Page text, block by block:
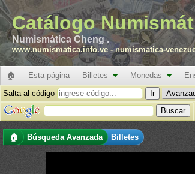
Catálogo
Numismática Cheng .
www.numismatica.info.ve -numismatica-
🏠 Esta página Billetes Monedas
Salta al código
🏠 Búsqueda Avanzada Billetes